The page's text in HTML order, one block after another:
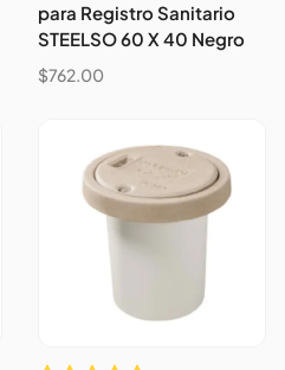
para Registro Sanitario
STEELSO 60 X 40 Negro
$762.00